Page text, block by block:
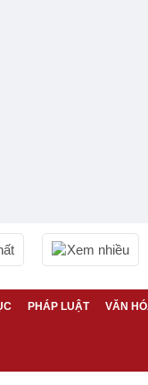
Xem nhiều
PHÁP LUẬT VĂN